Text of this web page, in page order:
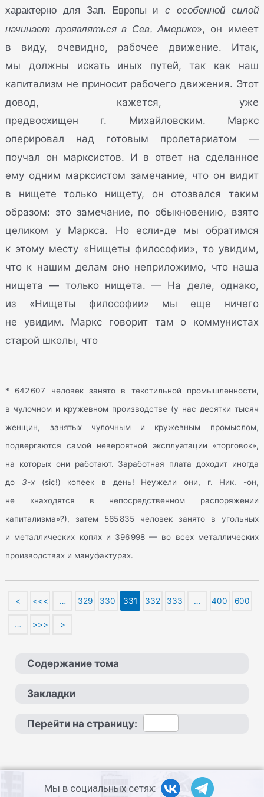
характерно для Зап. Европы ис особенной силой
начинает проявляться в Сев. Америке», он имеет
в виду, очевидно, рабочее движение. Итак,
мы должны искать иных путей, так как наш
капитализм не приносит рабочего движения. Этот
довод, кажется, уже
предвосхищен г. Михайловским. Маркс
оперировал над готовым пролетариатом —
поучал он марксистов. И в ответ на сделанное
ему одним марксистом замечание, что он видит
в нищете только нищету, он отозвался таким
образом: это замечание, по обыкновению, взято
целиком у Маркса. Но если-де мы обратимся
к этому месту «Нищеты философии», то увидим,
что к нашим делам оно неприложимо, что наша
нищета — только нищета. — На деле, однако,
из «Нищеты философии» мы еще ничего
не увидим. Маркс говорит там о коммунистах
старой школы, что
* 642 607 человек занято в текстильной промышленности,
в чулочном и кружевном производстве (у нас десятки тысяч
женщин, занятых чулочным и кружевным промыслом,
подвергаются самой невероятной эксплуатации «торговок»,
на которых они работают. Заработная плата доходит иногда
до 3-х(sic!) копеек в день! Неужели они, г. Ник. -он,
не «находятся в непосредственном распоряжении
капитализма»?), затем 565 835 человек занято в угольных
и металлических копях и 396 998 — во всех металлических
производствах и мануфактурах.
< <<< … 329 330 331 332 333 … 400 600
… >>> >
Содержание тома
Закладки
Перейти на страницу:
Мы в социальных сетях: